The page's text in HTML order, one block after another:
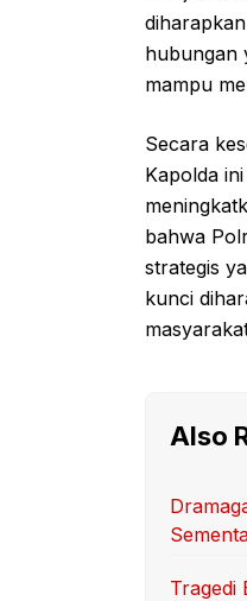
hubungan
mampu
Secara
Kapolda
bahwa
strategis
kunci
Also
Tragedi